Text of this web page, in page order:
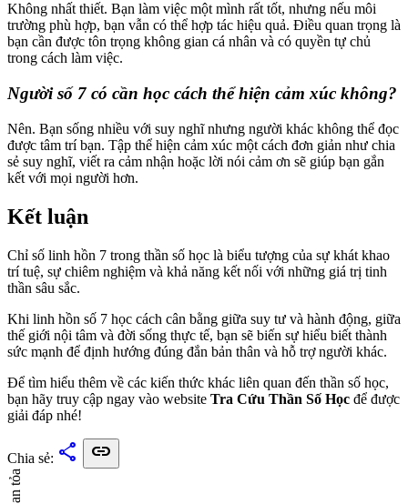
Không nhất thiết. Bạn làm việc một mình rất tốt, nhưng nếu môi
trường phù hợp, bạn vẫn có thể hợp tác hiệu quả. Điều quan trọng là
bạn cần được tôn trọng không gian cá nhân và có quyền tự chủ
trong cách làm việc.
Người số 7 có cần học cách thể hiện cảm xúc không?
Nên. Bạn sống nhiều với suy nghĩ nhưng người khác không thể đọc
được tâm trí bạn. Tập thể hiện cảm xúc một cách đơn giản như chia
sẻ suy nghĩ, viết ra cảm nhận hoặc lời nói cảm ơn sẽ giúp bạn gắn
kết với mọi người hơn.
Kết luận
Chỉ số linh hồn 7 trong thần số học là biểu tượng của sự khát khao
trí tuệ, sự chiêm nghiệm và khả năng kết nối với những giá trị tinh
thần sâu sắc.
Khi linh hồn số 7 học cách cân bằng giữa suy tư và hành động, giữa
thế giới nội tâm và đời sống thực tế, bạn sẽ biến sự hiểu biết thành
sức mạnh để định hướng đúng đắn bản thân và hỗ trợ người khác.
Để tìm hiểu thêm về các kiến thức khác liên quan đến thần số học,
bạn hãy truy cập ngay vào website Tra Cứu Thần Số Học để được
giải đáp nhé!
Chia sẻ: share link
Lan tỏa